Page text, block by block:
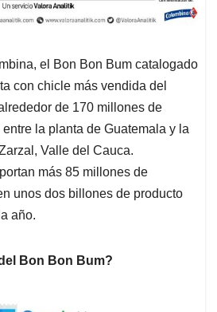
el Bon Bon Bum catalogado
con chicle más vendida del
de 170 millones de
la planta de Guatemala y la
Valle del Cauca.
más 85 millones de
unos dos billones de producto
año.
Bon Bon Bum?